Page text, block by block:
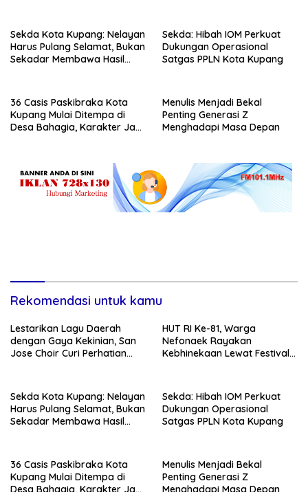
Sekda Kota Kupang: Nelayan
Harus Pulang Selamat, Bukan
Sekadar Membawa Hasil
Sekda: Hibah IOM Perkuat
Dukungan Operasional
Satgas PPLN Kota Kupang
36 Casis Paskibraka Kota
Kupang Mulai Ditempa di
Desa Bahagia, Karakter Jadi
Menulis Menjadi Bekal
Penting Generasi Z
Menghadapi Masa Depan
Rekomendasi untuk kamu
Lestarikan Lagu Daerah
dengan Gaya Kekinian, San
Jose Choir Curi Perhatian
HUT RI Ke-81, Warga
Nefonaek Rayakan
Kebhinekaan Lewat Festival
Sekda Kota Kupang: Nelayan
Harus Pulang Selamat, Bukan
Sekadar Membawa Hasil
Sekda: Hibah IOM Perkuat
Dukungan Operasional
Satgas PPLN Kota Kupang
36 Casis Paskibraka Kota
Kupang Mulai Ditempa di
Desa Bahagia, Karakter Jadi
Menulis Menjadi Bekal
Penting Generasi Z
Menghadapi Masa Depan